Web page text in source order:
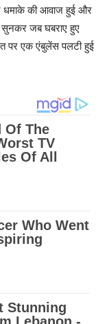
धमाके की आवाज हुई और
जब घबराए हुए
पर एक एंबुलेंस पलटी हुई